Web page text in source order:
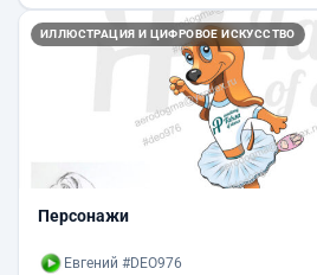
ИЛЛЮСТРАЦИЯ И ЦИФРОВОЕ ИСКУССТВО
Персонажи
Евгений #DEO976